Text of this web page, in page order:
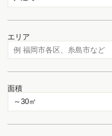
エリア
面積